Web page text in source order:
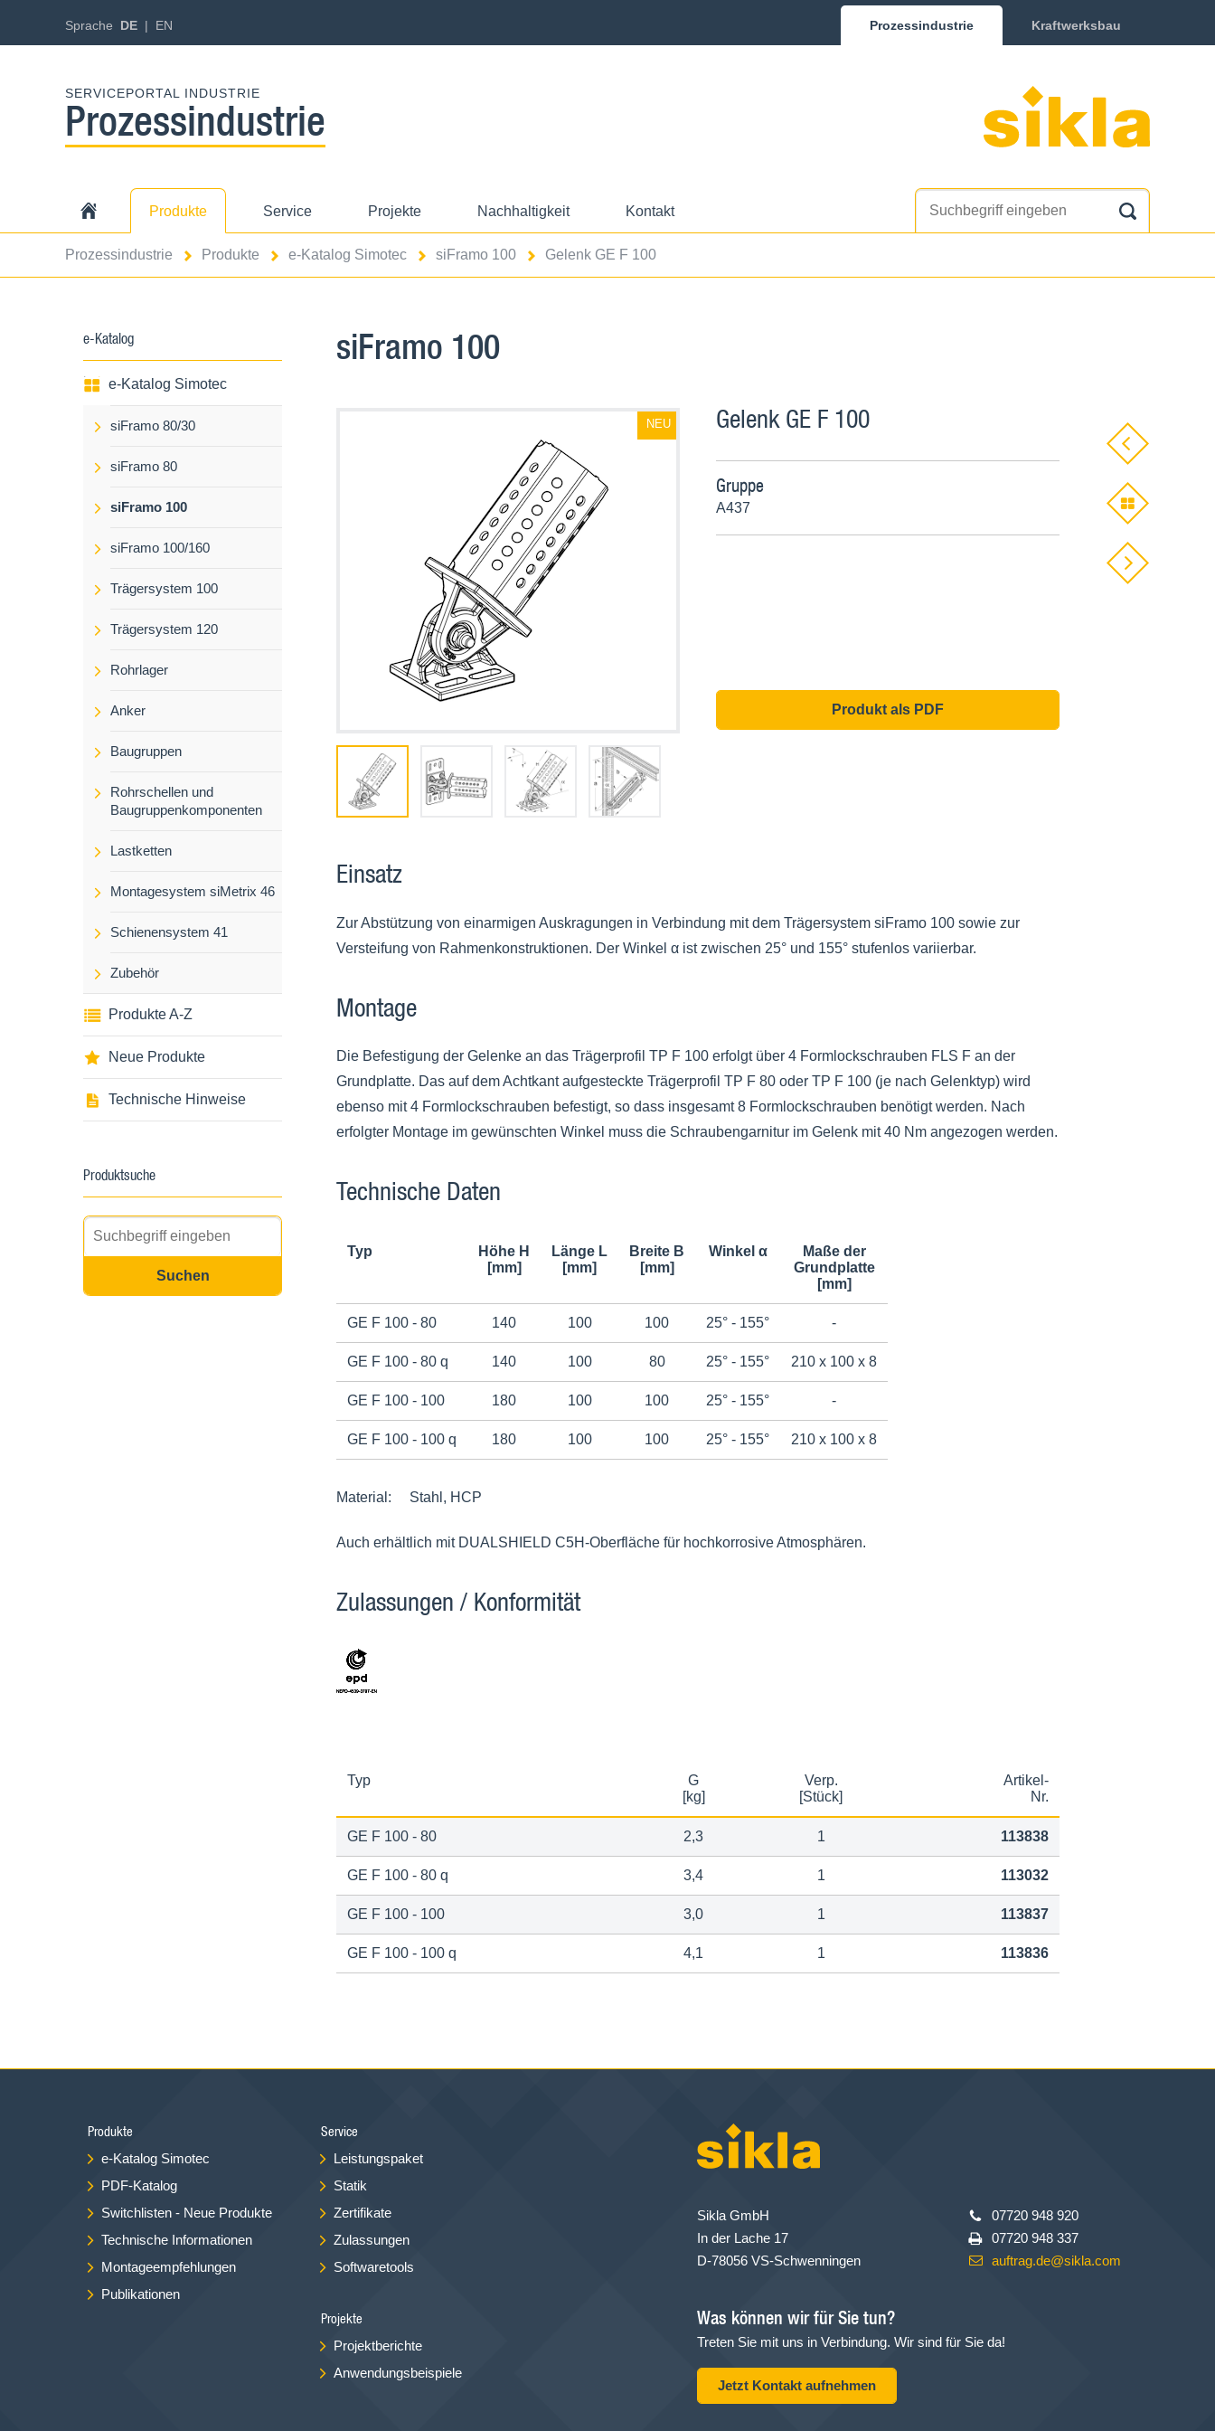
Prozessindustrie Kraftwerksbau
Sprache DE EN
SERVICEPORTAL INDUSTRIE
Prozessindustrie
Produkte Service Projekte Nachhaltigkeit Kontakt
Prozessindustrie Produkte e-Katalog Simotec siFramo 100 Gelenk GE F 100
e-Katalog
e-Katalog Simotec
siFramo 80/30
siFramo 80
siFramo 100
siFramo 100/160
Trägersystem 100
Trägersystem 120
Rohrlager
Anker
Baugruppen
Rohrschellen und
Baugruppenkomponenten
Lastketten
Montagesystem siMetrix 46
Schienensystem 41
Zubehör
Produkte A-Z
Neue Produkte
Technische Hinweise
Produktsuche
siFramo 100
NEU Gelenk GE F 100
Gruppe
A437
Produkt als PDF
Einsatz
Zur Abstützung von einarmigen Auskragungen in Verbindung mit dem Trägersystem siFramo 100 sowie zur
Versteifung von Rahmenkonstruktionen. Der Winkel α ist zwischen 25° und 155° stufenlos variierbar.
Montage
Die Befestigung der Gelenke an das Trägerprofil TP F 100 erfolgt über 4 Formlockschrauben FLS F an der
Grundplatte. Das auf dem Achtkant aufgesteckte Trägerprofil TP F 80 oder TP F 100 (je nach Gelenktyp) wird
ebenso mit 4 Formlockschrauben befestigt, so dass insgesamt 8 Formlockschrauben benötigt werden. Nach
erfolgter Montage im gewünschten Winkel muss die Schraubengarnitur im Gelenk mit 40 Nm angezogen werden.
Technische Daten
Typ
Höhe H
[mm]
Länge L
[mm]
Breite B
[mm]
Winkel α
Maße der
Grundplatte
[mm]
GE F 100 - 80 140 100 100 25° - 155° -
GE F 100 - 80 q 140 100 80 25° - 155° 210 x 100 x 8
GE F 100 - 100 180 100 100 25° - 155° -
GE F 100 - 100 q 180 100 100 25° - 155° 210 x 100 x 8
Material: Stahl, HCP
Auch erhältlich mit DUALSHIELD C5H-Oberfläche für hochkorrosive Atmosphären.
Zulassungen / Konformität
Typ
G
[kg]
Verp.
[Stück]
Artikel-
Nr.
GE F 100 - 80 2,3 1 113838
GE F 100 - 80 q 3,4 1 113032
GE F 100 - 100 3,0 1 113837
GE F 100 - 100 q 4,1 1 113836
Produkte
e-Katalog Simotec
PDF-Katalog
Switchlisten - Neue Produkte
Technische Informationen
Montageempfehlungen
Publikationen
Service
Leistungspaket
Statik
Zertifikate
Zulassungen
Softwaretools
Projekte
Projektberichte
Anwendungsbeispiele
Sikla GmbH
In der Lache 17
D-78056 VS-Schwenningen
07720 948 920
07720 948 337
auftrag.de@sikla.com
Was können wir für Sie tun?
Treten Sie mit uns in Verbindung. Wir sind für Sie da!
Jetzt Kontakt aufnehmen